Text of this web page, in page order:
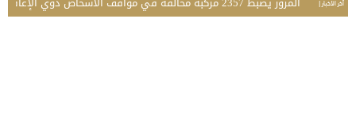
أخر الأخبار |